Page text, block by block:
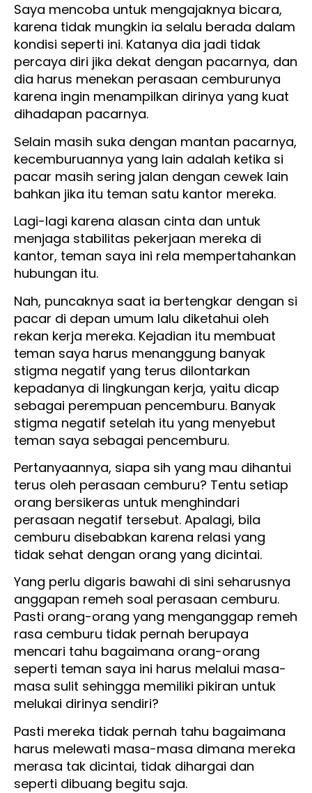
Saya mencoba untuk mengajaknya bicara,
karena tidak mungkin ia selalu berada dalam
kondisi seperti ini. Katanya dia jadi tidak
percaya diri jika dekat dengan pacarnya, dan
dia harus menekan perasaan cemburunya
karena ingin menampilkan dirinya yang kuat
dihadapan pacarnya.
Selain masih suka dengan mantan pacarnya,
kecemburuannya yang lain adalah ketika si
pacar masih sering jalan dengan cewek lain
bahkan jika itu teman satu kantor mereka.
Lagi-lagi karena alasan cinta dan untuk
menjaga stabilitas pekerjaan mereka di
kantor, teman saya ini rela mempertahankan
hubungan itu.
Nah, puncaknya saat ia bertengkar dengan si
pacar di depan umum lalu diketahui oleh
rekan kerja mereka. Kejadian itu membuat
teman saya harus menanggung banyak
stigma negatif yang terus dilontarkan
kepadanya di lingkungan kerja, yaitu dicap
sebagai perempuan pencemburu. Banyak
stigma negatif setelah itu yang menyebut
teman saya sebagai pencemburu.
Pertanyaannya, siapa sih yang mau dihantui
terus oleh perasaan cemburu? Tentu setiap
orang bersikeras untuk menghindari
perasaan negatif tersebut. Apalagi, bila
cemburu disebabkan karena relasi yang
tidak sehat dengan orang yang dicintai.
Yang perlu digaris bawahi di sini seharusnya
anggapan remeh soal perasaan cemburu.
Pasti orang-orang yang menganggap remeh
rasa cemburu tidak pernah berupaya
mencari tahu bagaimana orang-orang
seperti teman saya ini harus melalui masa-
masa sulit sehingga memiliki pikiran untuk
melukai dirinya sendiri?
Pasti mereka tidak pernah tahu bagaimana
harus melewati masa-masa dimana mereka
merasa tak dicintai, tidak dihargai dan
seperti dibuang begitu saja.